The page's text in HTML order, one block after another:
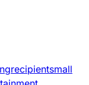
recipientsmall